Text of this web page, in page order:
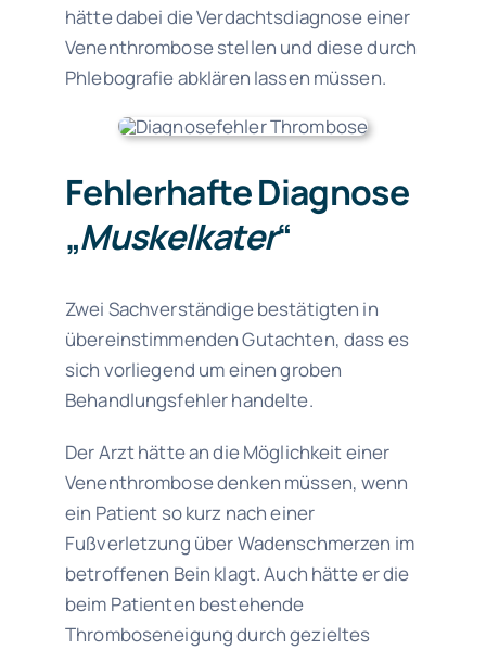
hätte dabei die Verdachtsdiagnose einer
Venenthrombose stellen und diese durch
Phlebografie abklären lassen müssen.
Fehlerhafte Diagnose
„Muskelkater“
Zwei Sachverständige bestätigten in
übereinstimmenden Gutachten, dass es
sich vorliegend um einen groben
Behandlungsfehler handelte.
Der Arzt hätte an die Möglichkeit einer
Venenthrombose denken müssen, wenn
ein Patient so kurz nach einer
Fußverletzung über Wadenschmerzen im
betroffenen Bein klagt. Auch hätte er die
beim Patienten bestehende
Thromboseneigung durch gezieltes